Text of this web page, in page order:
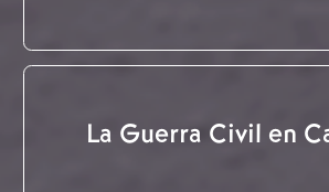
La Guerra Civil en